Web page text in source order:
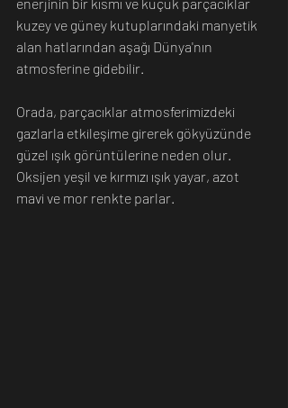
kuzey ve güney kutuplarındaki manyetik
alan hatlarından aşağı Dünya'nın
atmosferine gidebilir.
Orada, parçacıklar atmosferimizdeki
gazlarla etkileşime girerek gökyüzünde
güzel ışık görüntülerine neden olur.
Oksijen yeşil ve kırmızı ışık yayar, azot
mavi ve mor renkte parlar.